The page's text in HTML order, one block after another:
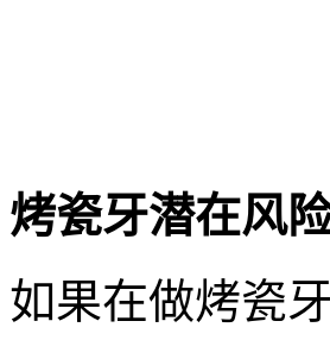
烤瓷牙潜在风
如果在做烤瓷